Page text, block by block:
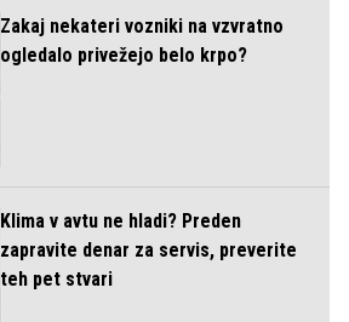
Zakaj nekateri vozniki na vzvratno
ogledalo privežejo belo krpo?
Klima v avtu ne hladi? Preden
zapravite denar za servis, preverite
teh pet stvari